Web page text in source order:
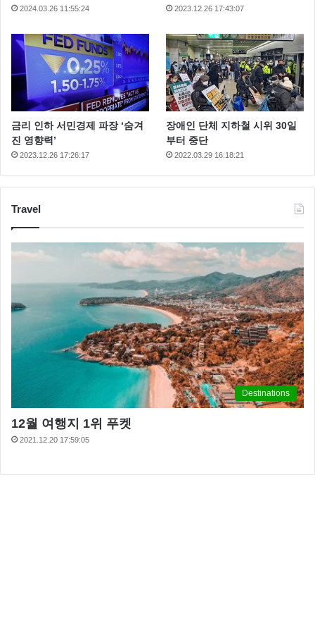
2024.03.26 11:55:24 2023.12.26 17:43:07
금리 인하 서민경제 파장 ‘숨겨
진 영향력’
2023.12.26 17:26:17
장애인 단체 지하철 시위 30일
부터 중단
2022.03.29 16:18:21
Travel
Destinations
12월 여행지 1위 푸켓
2021.12.20 17:59:05